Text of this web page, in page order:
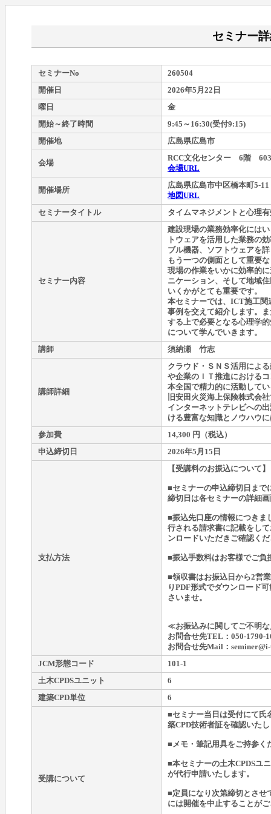
セミナー
セミナーNo
260504
開催日
2026年5月22日
曜日
金
開始～終了時間
9:45～16:30(受付9:15)
開催地
広島県広島市
会場
RCC文化センター 6階
会場URL
開催場所
広島県広島市中区橋本町5-11
地図URL
セミナータイトル
タイムマネジメントと心理
セミナー内容
建設現場の業務効率化には
トウェアを活用した業務の
ブル機器、ソフトウェアを
もう一つの側面として重要
現場の作業をいかに効率的
ニケーション、そして地域
いくかがとても重要です。
本セミナーでは、ICT施工関
事例を交えて紹介します。
する上で必要となる心理学
について学んでいきます。
講師
須納瀬 竹志
講師詳細
クラウド・ＳＮＳ活用によ
や企業のＩＴ推進における
本全国で精力的に活動して
旧安田火災海上保険株式会
インターネットテレビへの
ける豊富な知識とノウハウ
参加費
14,300 円（税込）
申込締切日
2026年5月15日
支払方法
【受講料のお振込について】
■セミナーの申込締切日まで
締切日は各セミナーの詳細
■振込先口座の情報につきま
行される請求書に記載をし
ンロードいただきご確認く
■振込手数料はお客様でご負
■領収書はお振込日から2営
りPDF形式でダウンロード
さいませ。
≪お振込みに関してご不明
お問合せ先TEL：050-1790-
お問合せ先Mail：
JCM形態コード
101-1
土木CPDSユニット
6
建築CPD単位
6
受講について
■セミナー当日は受付にて氏
築CPD技術者証を確認いた
■メモ・筆記用具をご持参く
■本セミナーの土木CPDSユ
が代行申請いたします。
■定員になり次第締切とさせ
には開催を中止することが